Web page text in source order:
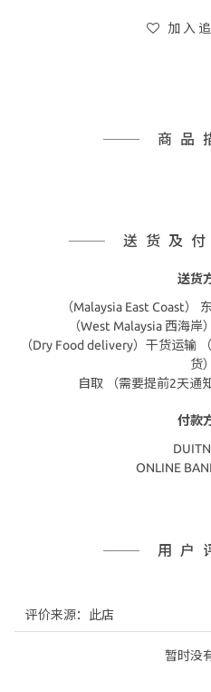
加入
商品
送货及
送货
（Malaysia East Coast）
（West Malaysia 西海岸
（Dry Food delivery）干货运输
货）
自取 （需要提前2天通
付款
ONLINE
用户
暂时没